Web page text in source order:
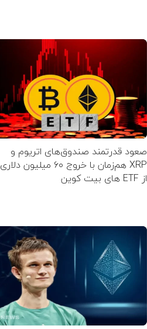
صعود قدرتمند صندوق‌های اتریوم و
XRP هم‌زمان با خروج ۶۰ میلیون دلاری
از ETF‌ های بیت کوین